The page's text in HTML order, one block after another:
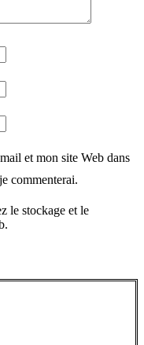
et mon site Web dans
commenterai.
le stockage et le